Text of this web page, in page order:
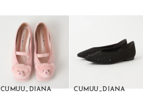
CUMUU_DIANA CUMUU_DIANA